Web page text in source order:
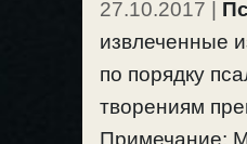
В аудио-
#молитва
27.10.2017 |
извлеченные
по порядку
творениям
Примечание: